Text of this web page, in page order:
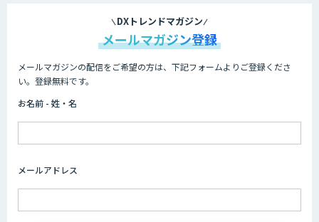
DXトレンドマガジン
メールマガジン登録
メールマガジンの配信をご希望の方は、下記フォームよりご登録くださ
い。登録無料です。
お名前 - 姓・名
メールアドレス